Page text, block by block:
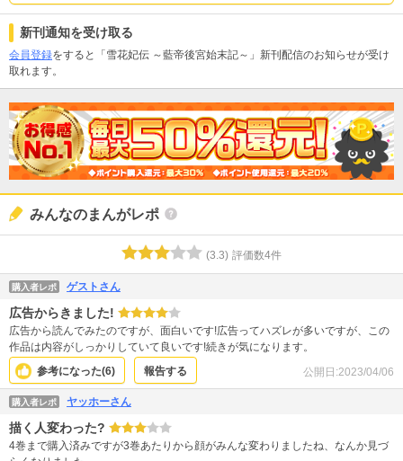
新刊通知を受け取る
会員登録をすると「雪花妃伝 ～藍帝後宮始末記～」新刊配信のお知らせが受け
取れます。
みんなのまんがレポ
(3.3) 評価数4件
購入者レポ ゲストさん
広告からきました!
広告から読んでみたのですが、面白いです!広告ってハズレが多いですが、この
作品は内容がしっかりしていて良いです!続きが気になります。
参考になった(6) 報告する 公開日:2023/04/06
購入者レポ ヤッホーさん
描く人変わった?
4巻まで購入済みですが3巻あたりから顔がみんな変わりましたね、なんか見づ